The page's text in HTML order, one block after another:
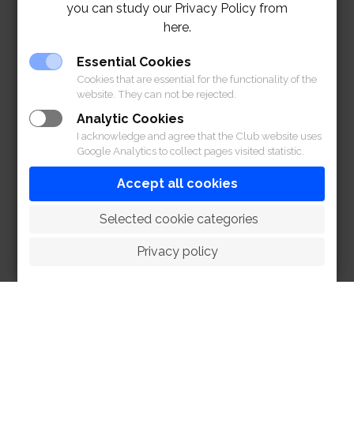
you can study our Privacy Policy from
here.
Essential Cookies
Cookies that are essential for the functionality of the
website. They can not be rejected.
Analytic Cookies
I acknowledge and agree that the Club website uses
Google Analytics to collect pages visited statistic.
Accept all cookies
Selected cookie categories
Privacy policy